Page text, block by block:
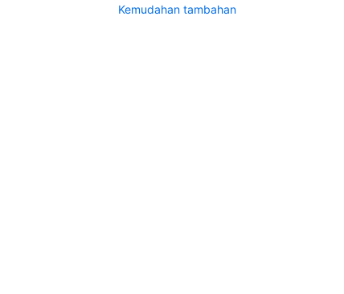
Kemudahan tambahan